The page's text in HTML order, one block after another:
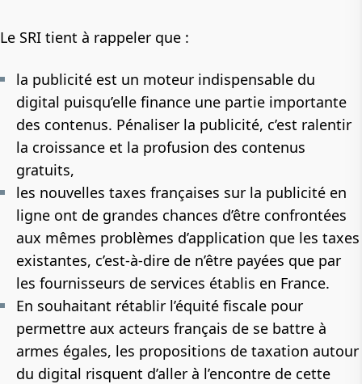
Le SRI tient à rappeler que :
la publicité est un moteur indispensable du
digital puisqu’elle finance une partie importante
des contenus. Pénaliser la publicité, c’est ralentir
la croissance et la profusion des contenus
gratuits,
les nouvelles taxes françaises sur la publicité en
ligne ont de grandes chances d’être confrontées
aux mêmes problèmes d’application que les taxes
existantes, c’est-à-dire de n’être payées que par
les fournisseurs de services établis en France.
En souhaitant rétablir l’équité fiscale pour
permettre aux acteurs français de se battre à
armes égales, les propositions de taxation autour
du digital risquent d’aller à l’encontre de cette